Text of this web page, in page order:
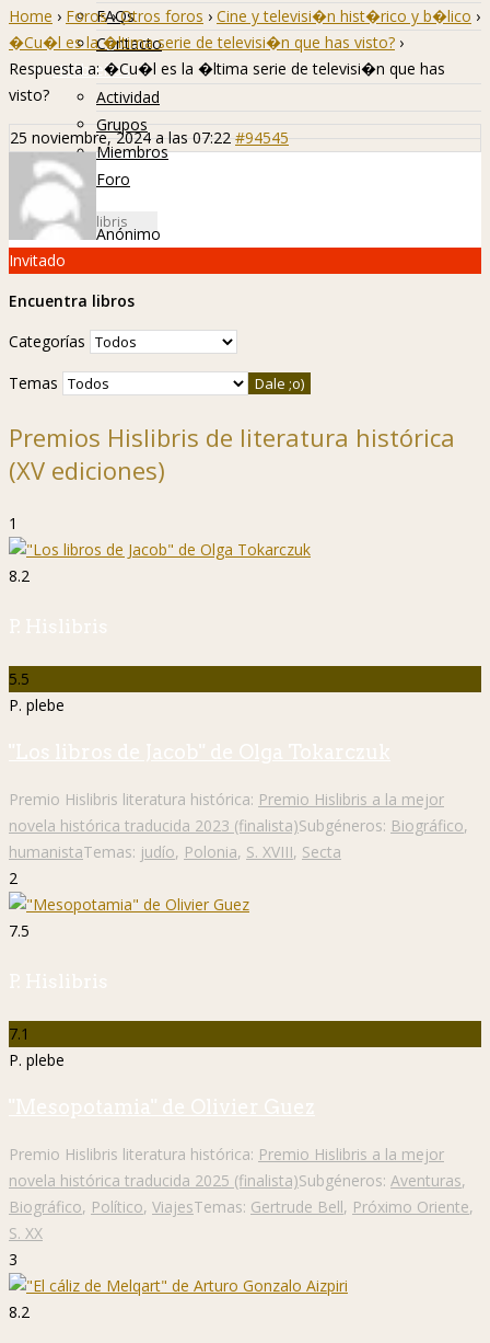
FAQs
Contacto
Hislibreños
Actividad
Grupos
Miembros
Foro
Home › Foros › Otros foros › Cine y televisi�n hist�rico y b�lico ›
�Cu�l es la �ltima serie de televisi�n que has visto? ›
Respuesta a: �Cu�l es la �ltima serie de televisi�n que has
visto?
25 noviembre, 2024 a las 07:22 #94545
Anónimo
Invitado
Encuentra libros
Categorías
Temas
Premios Hislibris de literatura histórica
(XV ediciones)
1
8.2
P. Hislibris
5.5
P. plebe
"Los libros de Jacob" de Olga Tokarczuk
Premio Hislibris literatura histórica: Premio Hislibris a la mejor
novela histórica traducida 2023 (finalista)Subgéneros: Biográfico,
humanistaTemas: judío, Polonia, S. XVIII, Secta
2
7.5
P. Hislibris
7.1
P. plebe
"Mesopotamia" de Olivier Guez
Premio Hislibris literatura histórica: Premio Hislibris a la mejor
novela histórica traducida 2025 (finalista)Subgéneros: Aventuras,
Biográfico, Político, ViajesTemas: Gertrude Bell, Próximo Oriente,
S. XX
3
8.2